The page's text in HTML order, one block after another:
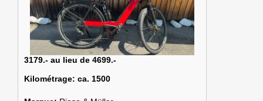
3179.- au lieu de 4699.-
Kilométrage: ca. 1500